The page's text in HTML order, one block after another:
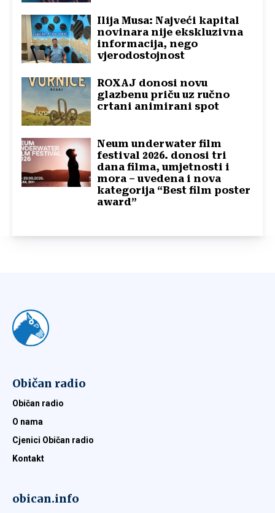
Ilija Musa: Najveći kapital
novinara nije ekskluzivna
informacija, nego
vjerodostojnost
ROXAJ donosi novu
glazbenu priču uz ručno
crtani animirani spot
Neum underwater film
festival 2026. donosi tri
dana filma, umjetnosti i
mora – uvedena i nova
kategorija “Best film poster
award”
Običan radio
Običan radio
O nama
Cjenici Običan radio
Kontakt
obican.info